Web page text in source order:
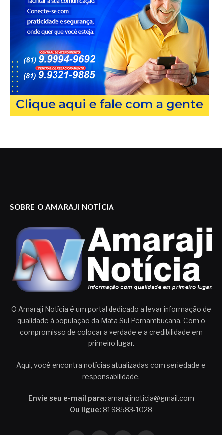
SOBRE O AMARAJI NOTÍCIA
O Amaraji Notícia é um portal dedicado a levar informação de
qualidade à população da Mata Sul Pernambucana. Com o
compromisso de colocar a verdade e a credibilidade em
primeiro lugar.
Aqui, você encontra notícias atualizadas com seriedade e
responsabilidade.
Envie seu e-mail para: amarajinoticia@gmail.com
Ou ligue: 81 98583-1028